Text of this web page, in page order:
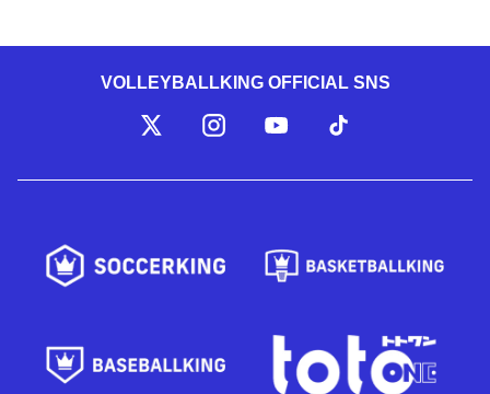
VOLLEYBALLKING OFFICIAL SNS